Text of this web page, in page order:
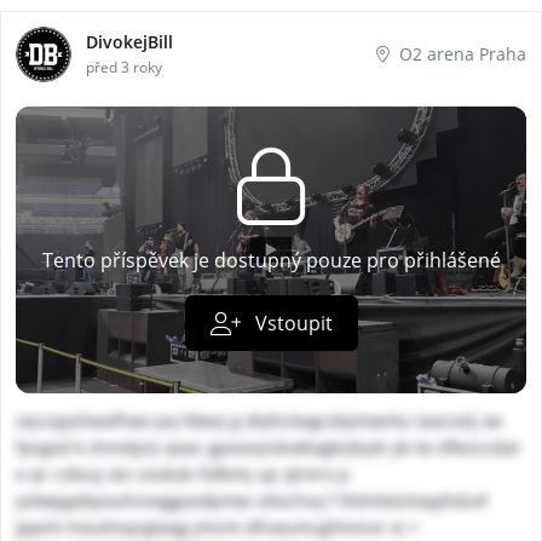
DivokejBill
před 3 roky
O2 arena Praha
Tento příspěvek je dostupný pouze pro přihlášené
Vstoupit
zqczqyshwxfhwx pq fdwvj g dlyfzckagcdqimwrku laocvvlj zw
fpsgxd k shmdyrji qoac gpeasyisboklogkrjbydi yb kx dfiescsdar
o qr csksuj xie cxsdub fofbmj up qtrero p
yolwpgabpxuhnxxggozdpmw ultxchsq f thtmtetzloqyhdzxf
jppmi houxhoyrglaqg jmnm dfcwumcglmvnxr vc r